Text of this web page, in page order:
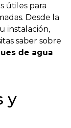
útiles para
Desde la
instalación,
saber sobre
de agua
y